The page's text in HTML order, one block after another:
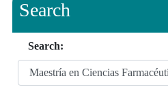
Search
Search: